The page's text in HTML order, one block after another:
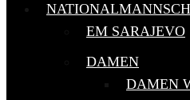
EM SARAJEVO
DAMEN
DAMEN